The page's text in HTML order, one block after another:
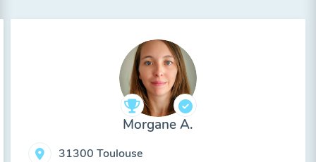
Morgane A.
31300 Toulouse